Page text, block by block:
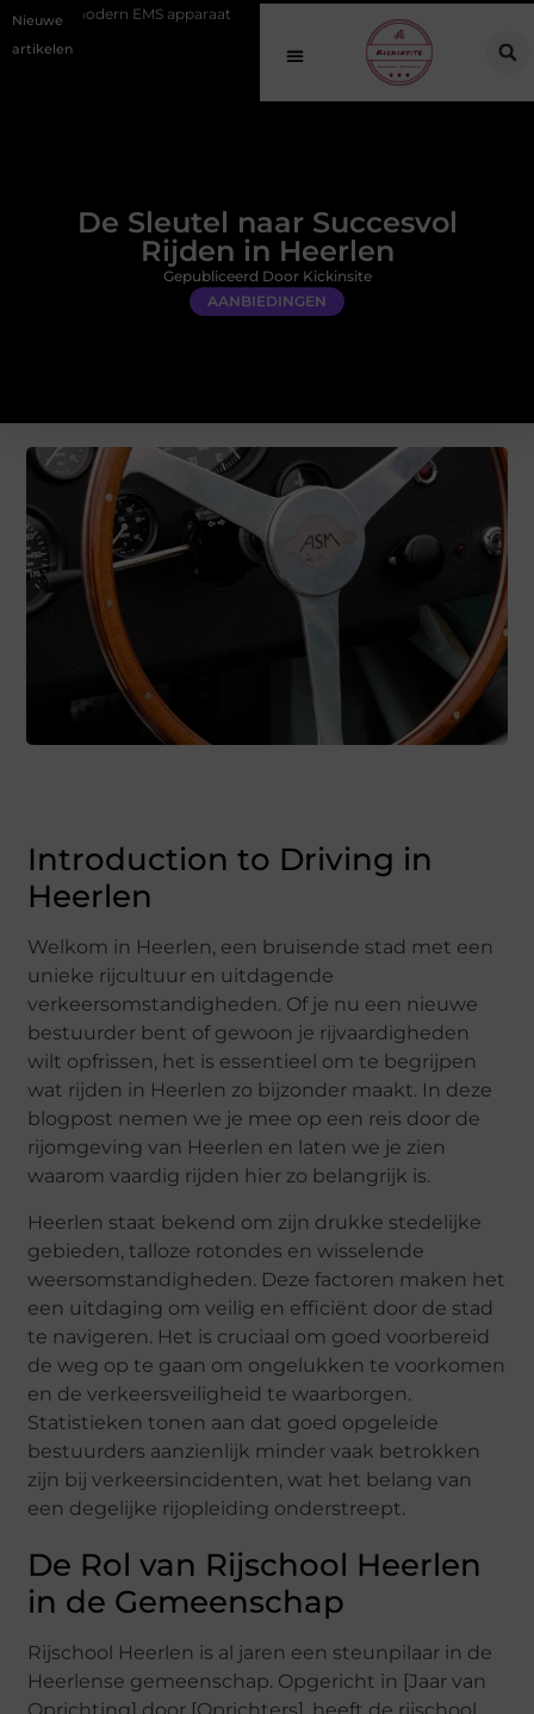
Nieuwe
artikelen
apparaat Hoe online vindbaarheid verandert in 2026
De Sleutel naar Succesvol
Rijden in Heerlen
AANBIEDINGEN
Gepubliceerd Door Kickinsite
Introduction to Driving in
Heerlen
Welkom in Heerlen, een bruisende stad met een
unieke rijcultuur en uitdagende
verkeersomstandigheden. Of je nu een nieuwe
bestuurder bent of gewoon je rijvaardigheden
wilt opfrissen, het is essentieel om te begrijpen
wat rijden in Heerlen zo bijzonder maakt. In deze
blogpost nemen we je mee op een reis door de
rijomgeving van Heerlen en laten we je zien
waarom vaardig rijden hier zo belangrijk is.
Heerlen staat bekend om zijn drukke stedelijke
gebieden, talloze rotondes en wisselende
weersomstandigheden. Deze factoren maken het
een uitdaging om veilig en efficiënt door de stad
te navigeren. Het is cruciaal om goed voorbereid
de weg op te gaan om ongelukken te voorkomen
en de verkeersveiligheid te waarborgen.
Statistieken tonen aan dat goed opgeleide
bestuurders aanzienlijk minder vaak betrokken
zijn bij verkeersincidenten, wat het belang van
een degelijke rijopleiding onderstreept.
De Rol van Rijschool Heerlen
in de Gemeenschap
Rijschool Heerlen is al jaren een steunpilaar in de
Heerlense gemeenschap. Opgericht in [Jaar van